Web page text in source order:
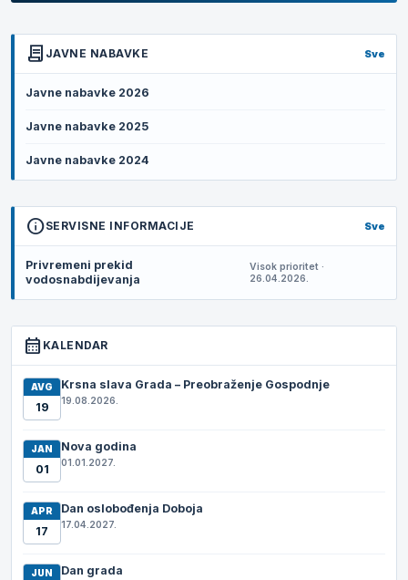
contract JAVNE NABAVKE Sve
Javne nabavke 2026
Javne nabavke 2025
Javne nabavke 2024
infoSERVISNE INFORMACIJE Sve
Privremeni prekid
vodosnabdijevanja
Visok prioritet ·
26.04.2026.
calendar_month KALENDAR
AVG
19
Krsna slava Grada – Preobraženje Gospodnje
19.08.2026.
JAN
01
Nova godina
01.01.2027.
APR
17
Dan oslobođenja Doboja
17.04.2027.
JUN Dan grada